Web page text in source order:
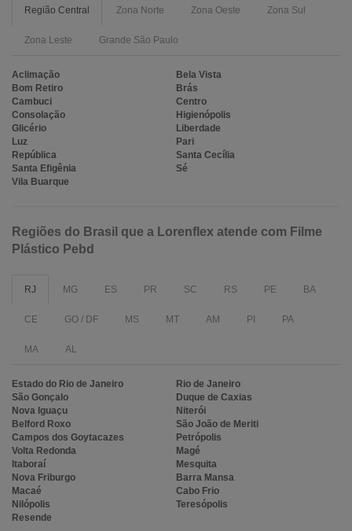
Região Central Zona Norte Zona Oeste Zona Sul
Zona Leste Grande São Paulo
Aclimação
Bela Vista
Bom Retiro
Brás
Cambuci
Centro
Consolação
Higienópolis
Glicério
Liberdade
Luz
Pari
República
Santa Cecília
Santa Efigênia
Sé
Vila Buarque
Regiões do Brasil que a Lorenflex atende com Filme
Plástico Pebd
RJ MG ES PR SC RS PE BA
CE GO / DF MS MT AM PI PA
MA AL
Estado do Rio de Janeiro
Rio de Janeiro
São Gonçalo
Duque de Caxias
Nova Iguaçu
Niterói
Belford Roxo
São João de Meriti
Campos dos Goytacazes
Petrópolis
Volta Redonda
Magé
Itaboraí
Mesquita
Nova Friburgo
Barra Mansa
Macaé
Cabo Frio
Nilópolis
Teresópolis
Resende